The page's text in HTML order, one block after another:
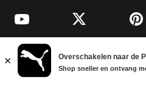
YouTube Twitter
© PUMA EUROPE GMBH,